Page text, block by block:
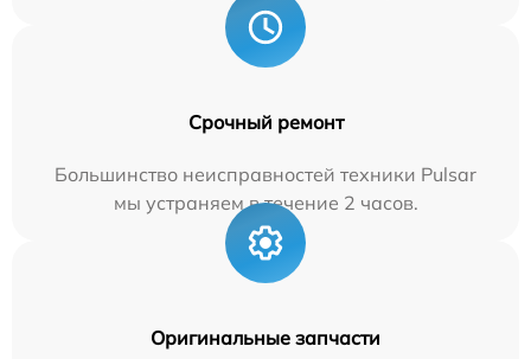
Срочный ремонт
Большинство неисправностей техники Pulsar
мы устраняем в течение 2 часов.
Оригинальные запчасти